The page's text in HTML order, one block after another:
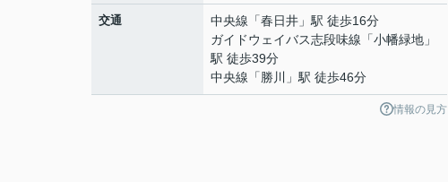
交通 中央線 「春日井 」駅 徒歩16分
ガイドウェイバス志段味線 「小幡緑地 」
駅 徒歩39分
中央線 「 勝川 」駅 徒歩46分
情報の見方